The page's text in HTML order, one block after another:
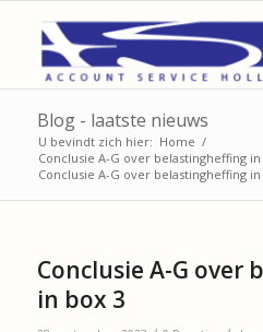
Blog - laatste nieuws
U bevindt zich hier: Home /
Conclusie A-G over belastingheffing in
Conclusie A-G over belastingheffing in
Conclusie A-G over
in box 3